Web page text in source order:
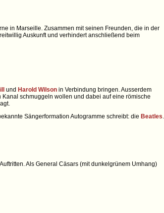
in Marseille. Zusammen mit seinen Freunden, die in der
Auskunft und verhindert anschließend beim
und Harold Wilson in Verbindung bringen. Ausserdem
schmuggeln wollen und dabei auf eine römische
Sängerformation Autogramme schreibt: die Beatles
Als General Cäsars (mit dunkelgrünem Umhang)